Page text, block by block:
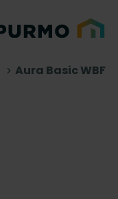
Aura Basic WBF